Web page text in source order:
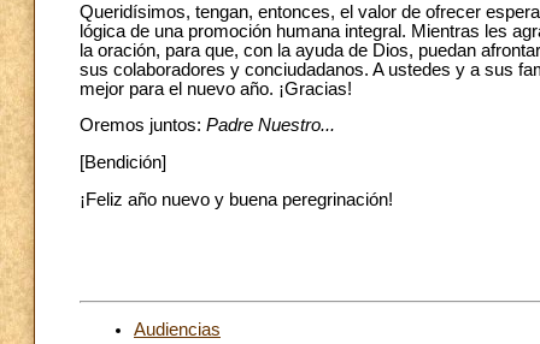
Queridísimos, tengan, entonces, el valor de ofrecer
lógica de una promoción humana integral. Mientras les
la oración, para que, con la ayuda de Dios, puedan
sus colaboradores y conciudadanos. A ustedes y a sus
mejor para el nuevo año. ¡Gracias!
Oremos juntos: Padre Nuestro...
[Bendición]
¡Feliz año nuevo y buena peregrinación!
Audiencias